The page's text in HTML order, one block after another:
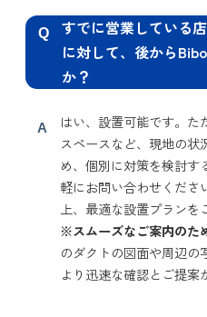
Q
すでに営業している
に対して、後から
か？
A
はい、設置可能です。た
スペースなど、現地の状
め、個別に対策を検討す
軽にお問い合わせくださ
上、最適な設置プランを
※スムーズなご案内のた
のダクトの図面や周辺の
より迅速な確認とご提案